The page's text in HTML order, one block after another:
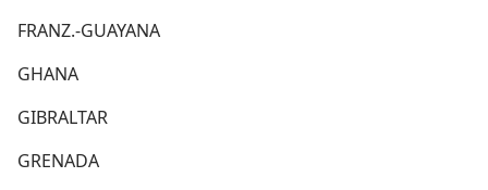
FRANZ.-GUAYANA
GHANA
GIBRALTAR
GRENADA